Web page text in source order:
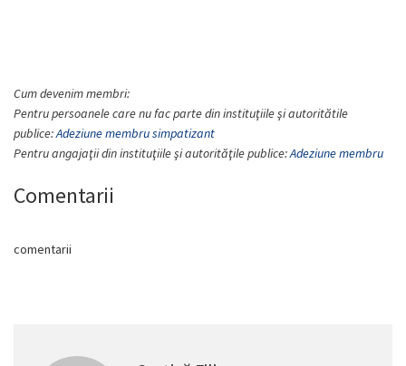
Cum devenim membri:
Pentru persoanele care nu fac parte din instituţiile şi autoritătile
publice:Adeziune membru simpatizant
Pentru angajaţii din instituţiile şi autorităţile publice:Adeziune membru
Comentarii
comentarii